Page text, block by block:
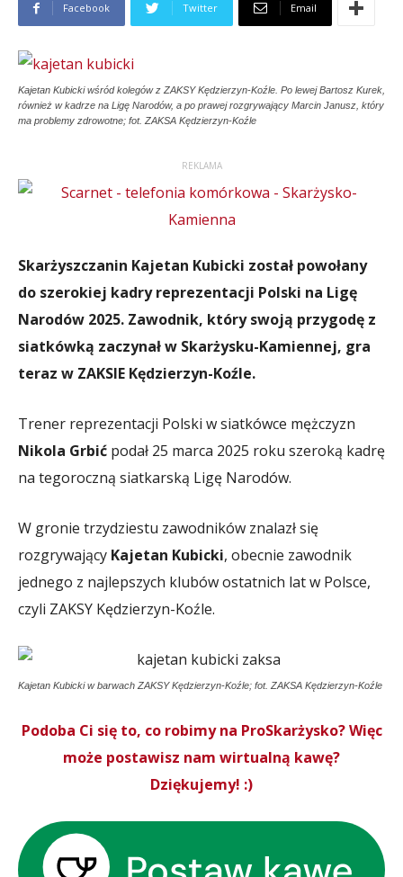
Facebook Twitter Email
Kajetan Kubicki wśród kolegów z ZAKSY Kędzierzyn-Koźle. Po lewej Bartosz Kurek,
również w kadrze na Ligę Narodów, a po prawej rozgrywający Marcin Janusz, który
ma problemy zdrowotne; fot. ZAKSA Kędzierzyn-Koźle
REKLAMA
Skarżyszczanin Kajetan Kubicki został powołany
do szerokiej kadry reprezentacji Polski na Ligę
Narodów 2025. Zawodnik, który swoją przygodę z
siatkówką zaczynał w Skarżysku-Kamiennej, gra
teraz w ZAKSIE Kędzierzyn-Koźle.
Trener reprezentacji Polski w siatkówce mężczyzn
Nikola Grbić podał 25 marca 2025 roku szeroką kadrę
na tegoroczną siatkarską Ligę Narodów.
W gronie trzydziestu zawodników znalazł się
rozgrywający Kajetan Kubicki, obecnie zawodnik
jednego z najlepszych klubów ostatnich lat w Polsce,
czyli ZAKSY Kędzierzyn-Koźle.
Kajetan Kubicki w barwach ZAKSY Kędzierzyn-Koźle; fot. ZAKSA Kędzierzyn-Koźle
Podoba Ci się to, co robimy na ProSkarżysko? Więc
może postawisz nam wirtualną kawę?
Dziękujemy! :)